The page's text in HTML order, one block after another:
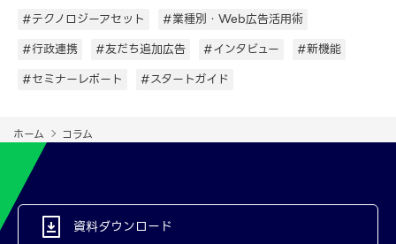
#テクノロジーアセット
#業種別・Web広告活用術
#行政連携
#友だち追加広告 #インタビュー
#新機能
#セミナーレポート
#スタートガイド
ホーム コラム
資料ダウンロード